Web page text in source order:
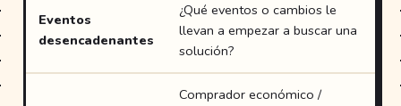
Eventos
desencadenantes
¿Qué eventos o cambios le
llevan a empezar a buscar una
solución?
Comprador económico /